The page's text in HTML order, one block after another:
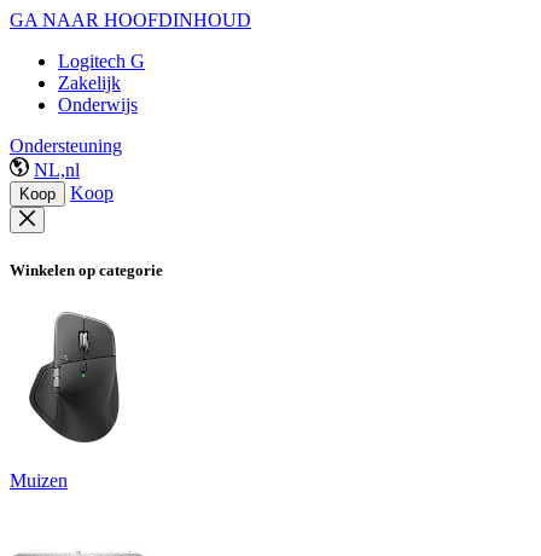
GA NAAR HOOFDINHOUD
Logitech G
Zakelijk
Onderwijs
Ondersteuning
NL,nl
Koop Koop
Winkelen op categorie
Muizen